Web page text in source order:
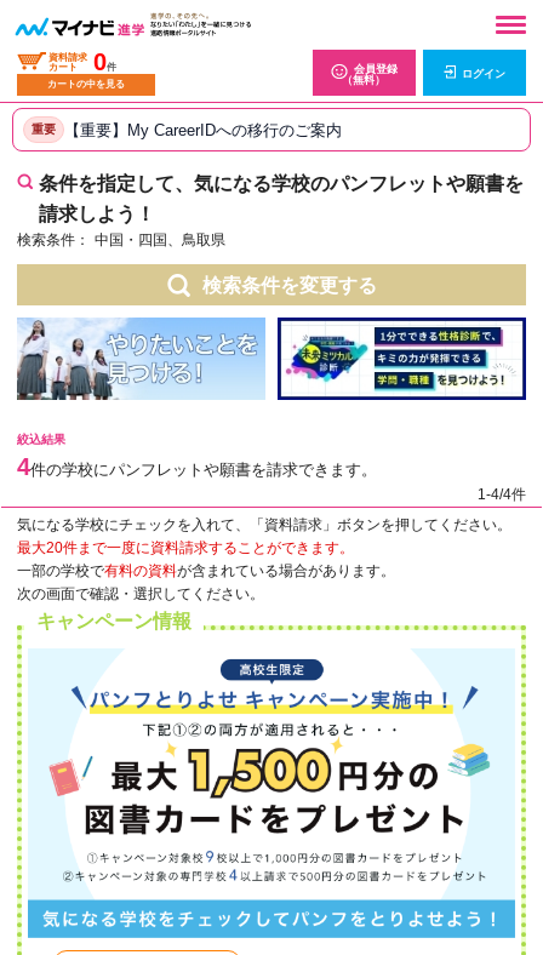
資料請求
カート
0件
カートの中を見る
会員登録
（無料）
ログイン
重要 【重要】My CareerIDへの移行のご案内
条件を指定して、気になる学校のパンフレットや願書を
請求しよう！
検索条件： 中国・四国、鳥取県
検索条件を変更する
絞込結果
4件の学校にパンフレットや願書を請求できます。
1-4/4件
気になる学校にチェックを入れて、「資料請求」ボタンを押してください。
最大20件まで一度に資料請求することができます。
一部の学校で有料の資料が含まれている場合があります。
次の画面で確認・選択してください。
キャンペーン情報